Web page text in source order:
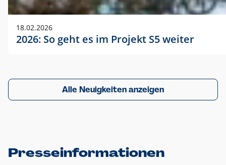
18.02.2026
2026: So geht es im Projekt S5 weiter
Alle Neuigkeiten anzeigen
Presseinformationen